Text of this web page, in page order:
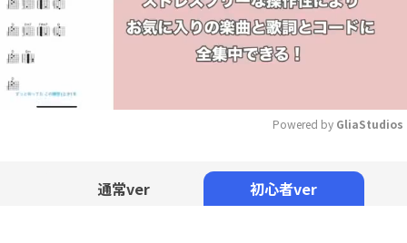
Powered by GliaStudios
通常ver 初心者ver